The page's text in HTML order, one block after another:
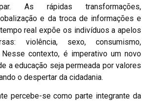
As rápidas transformações,
e da troca de informações e
real expõe os indivíduos a apelos
violência, sexo, consumismo,
Nesse contexto, é imperativo um novo
a educação seja permeada por valores
o despertar da cidadania.
percebe-se como parte integrante da